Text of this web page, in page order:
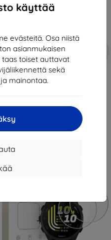
käyttää
evästeitä. Osa niistä
asianmukaisen
toiset auttavat
sekä
mainontaa.
-10%
Alennus
kupongilla
Tactical Glass Shield 5D for
Samsung Galaxy Z Flip 8 Black
(Outer) (57983130475)
11,61 €
Varastossa > 5 kpl